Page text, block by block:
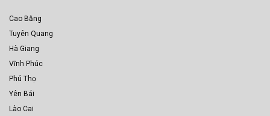
Cao Bằng
Tuyên Quang
Hà Giang
Vĩnh Phúc
Phú Thọ
Yên Bái
Lào Cai